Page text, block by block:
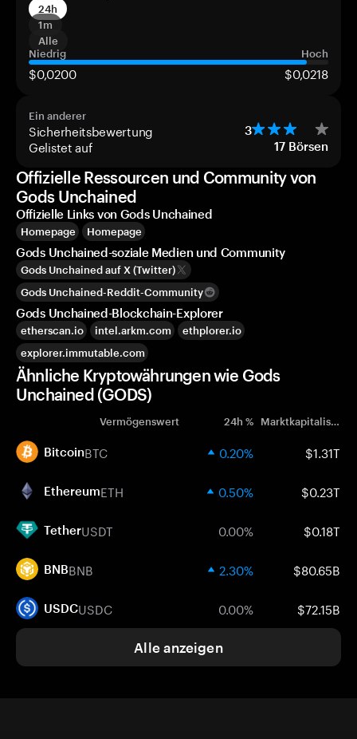
24h
1m
Alle
Niedrig
Hoch
$0,0200 $0,0218
Ein anderer
Sicherheitsbewertung 3
Gelistet auf 17 Börsen
Offizielle Ressourcen und Community von
Gods Unchained
Offizielle Links von Gods Unchained
Homepage Homepage
Gods Unchained-soziale Medien und Community
Gods Unchained auf X (Twitter)
Gods Unchained-Reddit-Community
Gods Unchained-Blockchain-Explorer
etherscan.io intel.arkm.com
ethplorer.io
explorer.immutable.com
Ähnliche Kryptowährungen wie Gods
Unchained (GODS)
Vermögenswert 24h % Marktkapitalisierung
BitcoinBTC 0.20% $1.31T
EthereumETH 0.50% $0.23T
TetherUSDT 0.00% $0.18T
BNBBNB 2.30% $80.65B
USDCUSDC 0.00% $72.15B
Alle anzeigen